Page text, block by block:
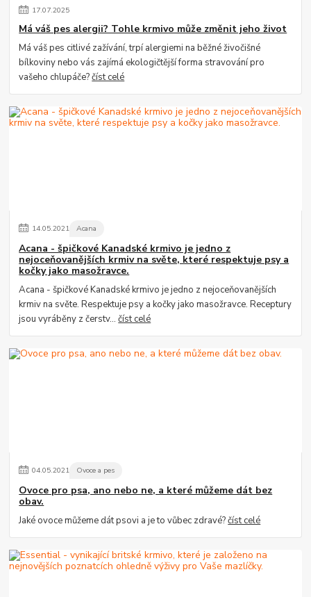
17.07.2025
Má váš pes alergii? Tohle krmivo může změnit jeho život
Má váš pes citlivé zažívání, trpí alergiemi na běžné živočišné
bílkoviny nebo vás zajímá ekologičtější forma stravování pro
vašeho chlupáče?číst celé
14.05.2021 Acana
Acana - špičkové Kanadské krmivo je jedno z
nejoceňovanějších krmiv na světe, které respektuje psy a
kočky jako masožravce.
Acana - špičkové Kanadské krmivo je jedno z nejoceňovanějších
krmiv na světe. Respektuje psy a kočky jako masožravce. Receptury
jsou vyráběny z čerstv...číst celé
04.05.2021 Ovoce a pes
Ovoce pro psa, ano nebo ne, a které můžeme dát bez
obav.
Jaké ovoce můžeme dát psovi a je to vůbec zdravé?číst celé